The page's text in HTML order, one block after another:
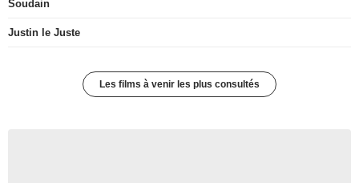
Soudain
Justin le Juste
Les films à venir les plus consultés